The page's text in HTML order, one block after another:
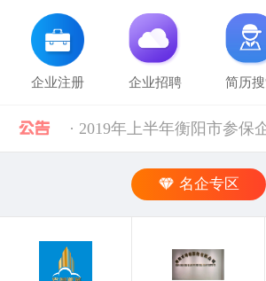
企业注册 企业招聘 简历
· 禁止发布的职位信息 [03-03]
名企专区